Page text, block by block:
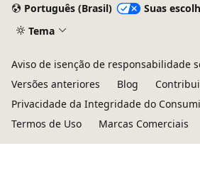
Português (Brasil)
Suas
Tema
Aviso de isenção de responsabilidade
Versões anteriores
Blog
Privacidade da Integridade do
Termos de Uso
Marcas Comerciais